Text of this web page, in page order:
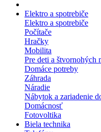
Elektro a spotrebiče
Elektro a spotrebiče
Počítače
Hračky
Mobilita
Pre deti a štvornohých
Domáce potreby
Záhrada
Náradie
Nábytok a zariadenie
Domácnosť
Fotovoltika
Biela technika